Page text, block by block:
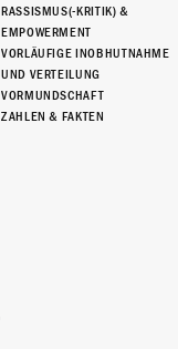
RASSISMUS(-KRITIK) &
EMPOWERMENT
VORLÄUFIGE INOBHUTNAHME
UND VERTEILUNG
VORMUNDSCHAFT
ZAHLEN & FAKTEN